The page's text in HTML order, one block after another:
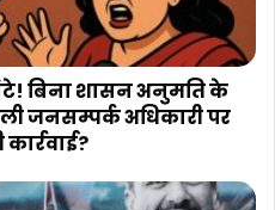
बिना शासन अनुमति के
जनसम्पर्क अधिकारी पर